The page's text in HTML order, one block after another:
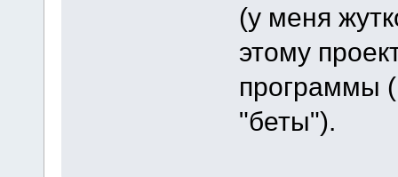
(у меня
этому
программы
"беты").